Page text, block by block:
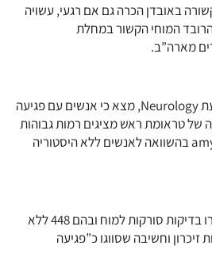
באובדן הכרה גם אם רגעי, עשויה
המוחי הקשור במחלת
מארה”ב.
המחקר, שפורסם בכתב העת Neurology, מצא כי אנשים עם פגיעה
של טראומת ראש מציגים רמות גבוהות
ב- 18% של amyloid plaques בהשוואה לאנשים ללא היסטוריה
במחקר נכללו אנשים שעברו בדיקות סורקות למוח ובהם 448 ללא
ו- 141 עם בעיות זיכרון וחשיבה שסווגו כ”פגיעה